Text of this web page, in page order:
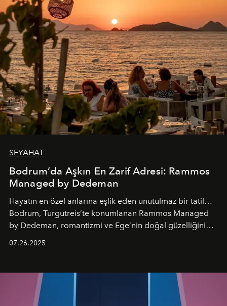
SEYAHAT
Bodrum’da Aşkın En Zarif Adresi: Rammos
Managed by Dedeman
Hayatın en özel anlarına eşlik eden unutulmaz bir tatil…
Bodrum, Turgutreis’te konumlanan Rammos Managed
by Dedeman, romantizmi ve Ege’nin doğal güzelliğini
07.26.2025